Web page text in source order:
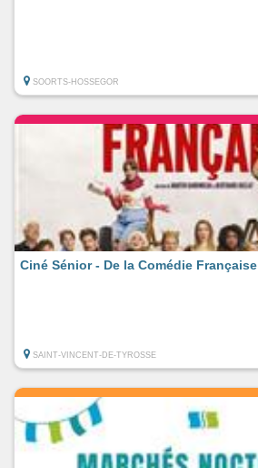
SOORTS-HOSSEGOR
Ciné Sénior - De la Comédie Française
SAINT-VINCENT-DE-TYROSSE